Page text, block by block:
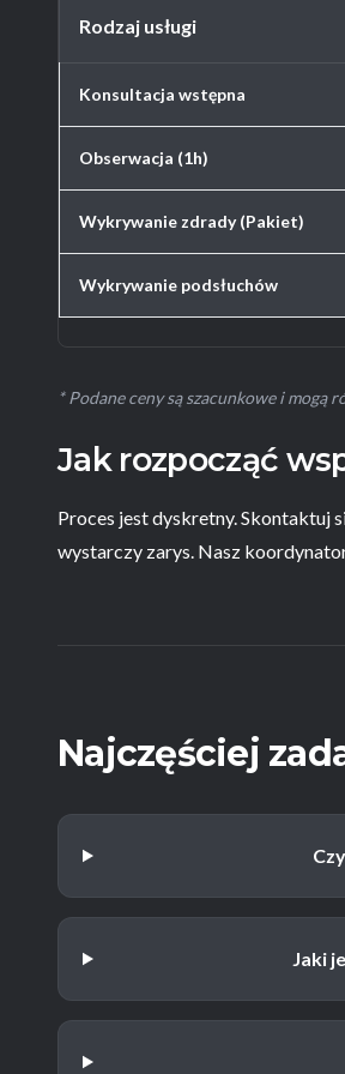
Rodzaj usługi
Konsultacja wstępna
Obserwacja (1h)
Wykrywanie zdrady (Pakiet)
Wykrywanie podsłuchów
* Podane ceny są szacunkowe i mogą
Jak rozpocząć
Proces jest dyskretny. Skontaktuj
wystarczy zarys. Nasz
Najczęściej
Jaki